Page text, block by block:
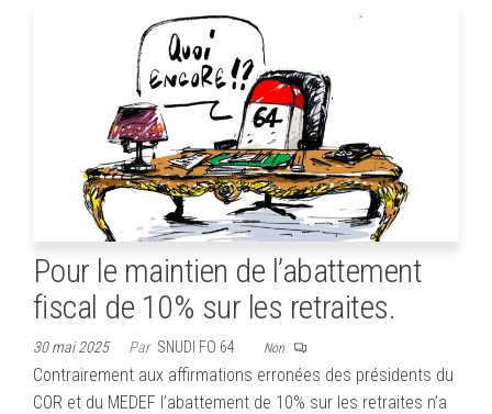
Pour le maintien de l’abattement
fiscal de 10% sur les retraites.
30 mai 2025 Par SNUDI FO 64 Non
Contrairement aux affirmations erronées des présidents du
COR et du MEDEF l’abattement de 10% sur les retraites n’a